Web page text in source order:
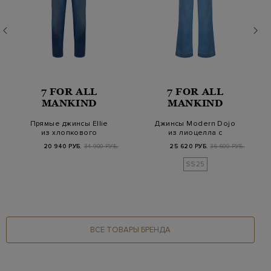
7 FOR ALL
MANKIND
Прямые джинсы Ellie
из хлопкового
денима Luxe Vintage
20 940 РУБ. 34 900 РУБ.
7 FOR ALL
MANKIND
Джинсы Modern Dojo
из лиоцелла с
моделирующим
эффектом
25 620 РУБ. 36 600 РУБ.
SS25
ВСЕ ТОВАРЫ БРЕНДА